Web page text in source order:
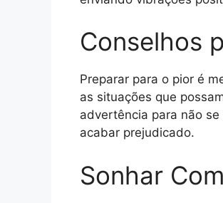
Conselhos
Preparar para o pior é
as situações que
advertência para não
acabar prejudicado.
Sonhar